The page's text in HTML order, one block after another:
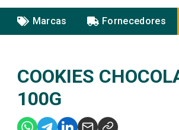
Marcas Fornecedores
COOKIES
100G